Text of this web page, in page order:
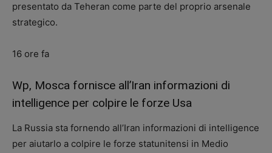
presentato da Teheran come parte del proprio arsenale
strategico.
16 ore fa
Wp, Mosca fornisce all’Iran informazioni di
intelligence per colpire le forze Usa
La Russia sta fornendo all’Iran informazioni di intelligence
per aiutarlo a colpire le forze statunitensi in Medio